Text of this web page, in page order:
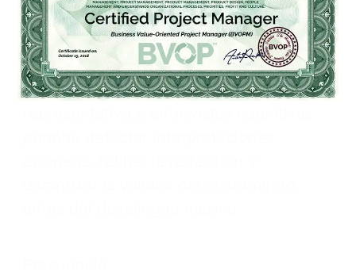
Pilotaje
Realizar un pilotaje con una muestra